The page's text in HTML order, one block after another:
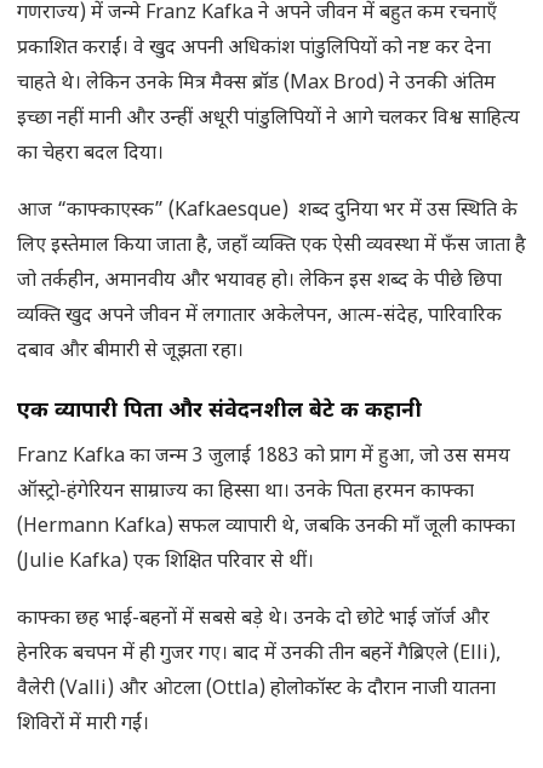
गणराज्य) में जन्मे Franz Kafka ने अपने जीवन में बहुत कम रचनाएँ
प्रकाशित कराईं। वे खुद अपनी अधिकांश पांडुलिपियों को नष्ट कर देना
चाहते थे। लेकिन उनके मित्र मैक्स ब्रॉड (Max Brod) ने उनकी अंतिम
इच्छा नहीं मानी और उन्हीं अधूरी पांडुलिपियों ने आगे चलकर विश्व साहित्य
का चेहरा बदल दिया।
आज “काफ्काएस्क” (Kafkaesque) शब्द दुनिया भर में उस स्थिति के
लिए इस्तेमाल किया जाता है, जहाँ व्यक्ति एक ऐसी व्यवस्था में फँस जाता है
जो तर्कहीन, अमानवीय और भयावह हो। लेकिन इस शब्द के पीछे छिपा
व्यक्ति खुद अपने जीवन में लगातार अकेलेपन, आत्म-संदेह, पारिवारिक
दबाव और बीमारी से जूझता रहा।
एक व्यापारी पिता और संवेदनशील बेटे की कहानी
Franz Kafka का जन्म 3 जुलाई 1883 को प्राग में हुआ, जो उस समय
ऑस्ट्रो-हंगेरियन साम्राज्य का हिस्सा था। उनके पिता हरमन काफ्का
(Hermann Kafka) सफल व्यापारी थे, जबकि उनकी माँ जूली काफ्का
(Julie Kafka) एक शिक्षित परिवार से थीं।
काफ्का छह भाई-बहनों में सबसे बड़े थे। उनके दो छोटे भाई जॉर्ज और
हेनरिक बचपन में ही गुजर गए। बाद में उनकी तीन बहनें गैब्रिएले (Elli),
वैलेरी (Valli) और ओटला (Ottla) होलोकॉस्ट के दौरान नाजी यातना
शिविरों में मारी गईं।